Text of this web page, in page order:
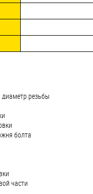
резьбы
болта
части